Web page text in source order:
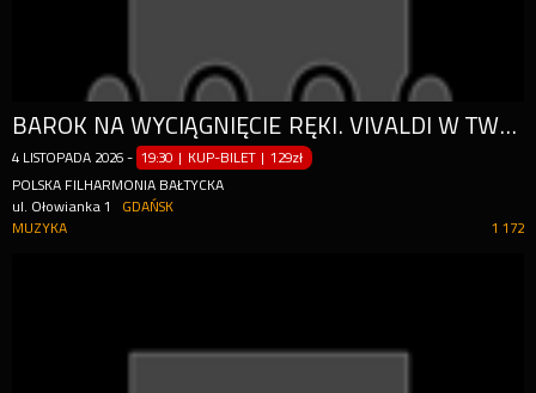
BAROK NA WYCIĄGNIĘCIE RĘKI. VIVALDI W TWOIM MIEŚCIE.
4 LISTOPADA 2026 - 19:30 | KUP-BILET |129zł
POLSKA FILHARMONIA BAŁTYCKA
ul. Ołowianka 1
GDAŃSK
1 172
MUZYKA